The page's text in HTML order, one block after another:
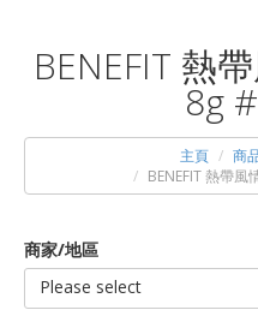
BENEFIT 熱
8g
主頁 商
BENEFIT 熱帶
商家/地區
Please select